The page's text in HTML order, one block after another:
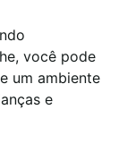
você pode
um ambiente
e